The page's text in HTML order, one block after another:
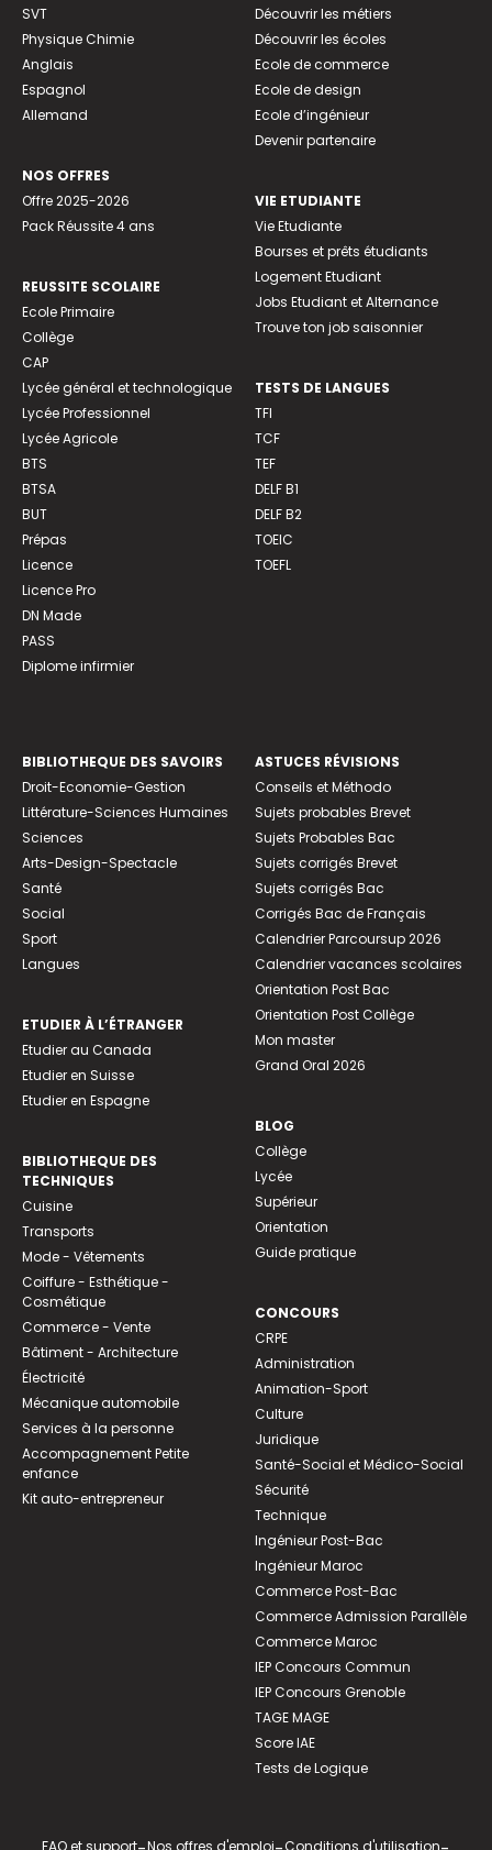
SVT
Physique Chimie
Anglais
Espagnol
Allemand
NOS OFFRES
Offre 2025-2026
Pack Réussite 4 ans
REUSSITE SCOLAIRE
Ecole Primaire
Collège
CAP
Lycée général et technologique
Lycée Professionnel
Lycée Agricole
BTS
BTSA
BUT
Prépas
Licence
Licence Pro
DN Made
PASS
Diplome infirmier
Découvrir les métiers
Découvrir les écoles
Ecole de commerce
Ecole de design
Ecole d’ingénieur
Devenir partenaire
VIE ETUDIANTE
Vie Etudiante
Bourses et prêts étudiants
Logement Etudiant
Jobs Etudiant et Alternance
Trouve ton job saisonnier
TESTS DE LANGUES
TFI
TCF
TEF
DELF B1
DELF B2
TOEIC
TOEFL
BIBLIOTHEQUE DES SAVOIRS
Droit-Economie-Gestion
Littérature-Sciences Humaines
Sciences
Arts-Design-Spectacle
Santé
Social
Sport
Langues
ETUDIER À L’ÉTRANGER
Etudier au Canada
Etudier en Suisse
Etudier en Espagne
BIBLIOTHEQUE DES
TECHNIQUES
Cuisine
Transports
Mode - Vêtements
Coiffure - Esthétique -
Cosmétique
Commerce - Vente
Bâtiment - Architecture
Électricité
Mécanique automobile
Services à la personne
Accompagnement Petite
enfance
Kit auto-entrepreneur
ASTUCES RÉVISIONS
Conseils et Méthodo
Sujets probables Brevet
Sujets Probables Bac
Sujets corrigés Brevet
Sujets corrigés Bac
Corrigés Bac de Français
Calendrier Parcoursup 2026
Calendrier vacances scolaires
Orientation Post Bac
Orientation Post Collège
Mon master
Grand Oral 2026
BLOG
Collège
Lycée
Supérieur
Orientation
Guide pratique
CONCOURS
CRPE
Administration
Animation-Sport
Culture
Juridique
Santé-Social et Médico-Social
Sécurité
Technique
Ingénieur Post-Bac
Ingénieur Maroc
Commerce Post-Bac
Commerce Admission Parallèle
Commerce Maroc
IEP Concours Commun
IEP Concours Grenoble
TAGE MAGE
Score IAE
Tests de Logique